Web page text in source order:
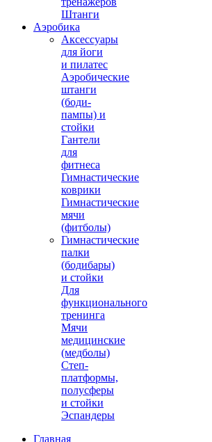
Штанги
Аэробика
Аксессуары
для йоги
и пилатес
Аэробические
штанги
(боди-
пампы) и
стойки
Гантели
для
фитнеса
Гимнастические
коврики
Гимнастические
мячи
(фитболы)
Гимнастические
палки
(бодибары)
и стойки
Для
функционального
тренинга
Мячи
медицинские
(медболы)
Степ-
платформы,
полусферы
и стойки
Эспандеры
Главная